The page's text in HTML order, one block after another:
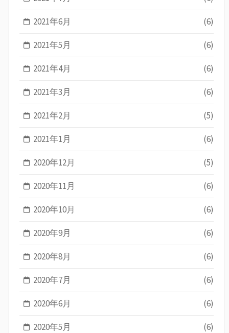
2021年6月 (6)
2021年5月 (6)
2021年4月 (6)
2021年3月 (6)
2021年2月 (5)
2021年1月 (6)
2020年12月 (5)
2020年11月 (6)
2020年10月 (6)
2020年9月 (6)
2020年8月 (6)
2020年7月 (6)
2020年6月 (6)
2020年5月 (6)